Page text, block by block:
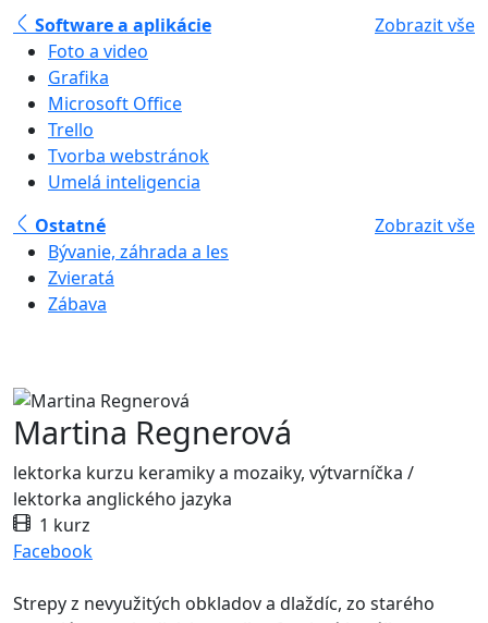
Software a aplikácie
Zobrazit vše
Foto a video
Grafika
Microsoft Office
Trello
Tvorba webstránok
Umelá inteligencia
Ostatné
Zobrazit vše
Bývanie, záhrada a les
Zvieratá
Zábava
Martina Regnerová
lektorka kurzu keramiky a mozaiky, výtvarníčka /
lektorka anglického jazyka
1 kurz
Facebook
Strepy z nevyužitých obkladov a dlaždíc, zo starého